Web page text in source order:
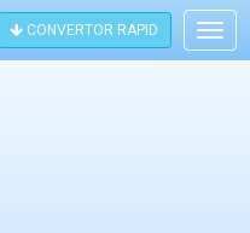
CONVERTOR RAPID